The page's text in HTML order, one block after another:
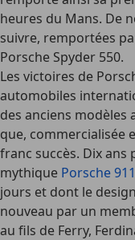
heures du Mans. De
suivre, remportées
Porsche Spyder 550.
Les victoires de
automobiles
des anciens
que, commercialisée
franc succès. Dix ans
mythique Porsche 911
jours et dont le
nouveau par un
au fils de Ferry,